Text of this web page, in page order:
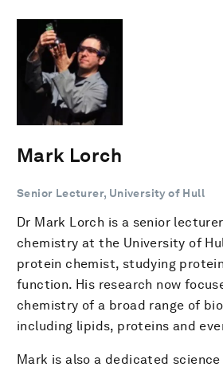
Mark Lorch
Senior Lecturer, University of Hull
Dr Mark Lorch is a senior
chemistry at the University of
protein chemist, studying
function. His research now
chemistry of a broad range of
including lipids, proteins and
Mark is also a dedicated